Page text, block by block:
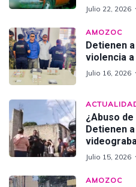
Julio 22, 2026
AMOZOC
Detienen
violencia
Julio 16, 2026
¿Abuso
Detienen
Julio 15, 2026
AMOZOC